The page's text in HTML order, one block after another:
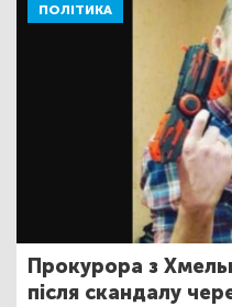
ПОЛІТИКА
Прокурора з
після скандалу